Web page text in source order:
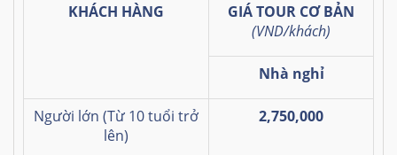
KHÁCH HÀNG
GIÁ TOUR CƠ BẢN
(VND/khách)
Nhà nghỉ
Người lớn (Từ 10 tuổi trở
lên)
2,750,000